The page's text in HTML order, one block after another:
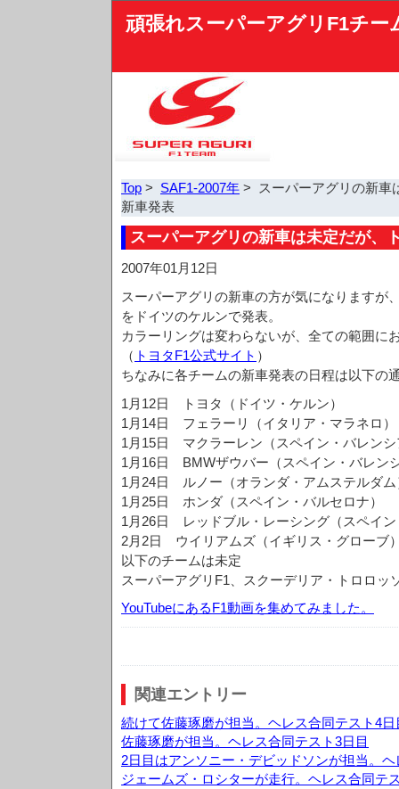
頑張れスーパーアグリF1チー
Top > SAF1-2007年 > スーパーアグリの新車
新車発表
スーパーアグリの新車は未定だが、
2007年01月12日
スーパーアグリの新車の方が気になりますが
をドイツのケルンで発表。
カラーリングは変わらないが、全ての範囲に
（ トヨタF1公式サイト ）
ちなみに各チームの新車発表の日程は以下の
1月12日 トヨタ（ドイツ・ケルン）
1月14日 フェラーリ（イタリア・マラネロ）
1月15日 マクラーレン（スペイン・バレンシ
1月16日 BMWザウバー（スペイン・バレン
1月24日 ルノー（オランダ・アムステルダム
1月25日 ホンダ（スペイン・バルセロナ）
1月26日 レッドブル・レーシング（スペイン
2月2日 ウイリアムズ（イギリス・グローブ
以下のチームは未定
スーパーアグリF1、スクーデリア・トロロッ
YouTubeにあるF1動画を集めてみました。
関連エントリー
続けて佐藤琢磨が担当。ヘレス合同テスト4日
佐藤琢磨が担当。ヘレス合同テスト3日目
2日目はアンソニー・デビッドソンが担当。
ジェームズ・ロシターが走行。ヘレス合同テ